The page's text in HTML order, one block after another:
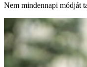
Nem mindennapi módját